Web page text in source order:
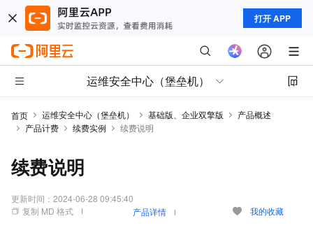
打开 APP
运维安全中心（堡垒机）
首页 运维安全中心（堡垒机） 基础版、企业双擎版
产品概述
产品计费
续费实例 续费说明
续费说明
更新时间： 2024-06-28 09:45:40
复制 MD 格式
产品详情 我的收藏